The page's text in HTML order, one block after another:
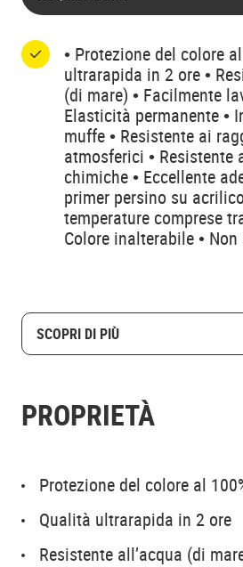
• Protezione del colore
ultrarapida in 2 ore •
(di mare) • Facilmente
Elasticità permanente •
muffe • Resistente ai
atmosferici • Resistente
chimiche • Eccellente
primer persino su
temperature comprese
Colore inalterabile •
SCOPRI DI PIÙ
PROPRIETÀ
Protezione del colore al
Qualità ultrarapida in 2 ore
Resistente all’acqua (di